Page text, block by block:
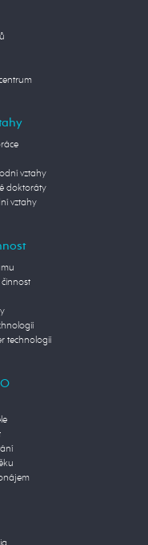
vztahy
doktoráty
vztahy
technologií